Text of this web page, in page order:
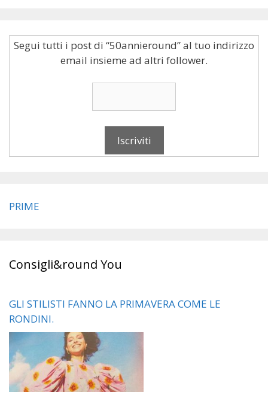
Segui tutti i post di “50annieround” al tuo indirizzo
email insieme ad altri follower.
PRIME
Consigli&round You
GLI STILISTI FANNO LA PRIMAVERA COME LE
RONDINI.